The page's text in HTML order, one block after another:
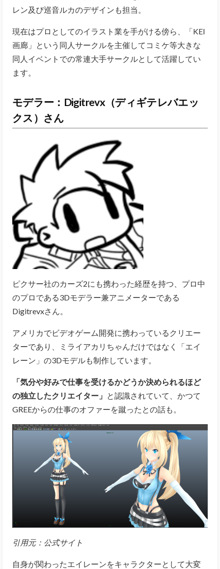
レン及び巡音ルカのデザインも担当。
現在はプロとしてのイラスト業を手がける傍ら、「KEI
画廊」という同人サークルを主催してコミケ等大きな
同人イベントでの常連大手サークルとして活躍してい
ます。
モデラー：Digitrevx（ディギテレバエッ
クス）さん
ピクサー社のカーズ2にも携わった経歴を持つ、プロ中
のプロである3Dモデラー兼アニメーターである
Digitrevxさん。
アメリカでビデオゲーム開発に携わっているクリエー
ターであり、ミライアカリちゃんだけではなく「エイ
レーン」の3Dモデルも制作しています。
「気分や好みで仕事を受けるかどうか決められるほど
の独立したクリエイター」 と認識されていて、かつて
GREEからの仕事のオファーを蹴ったとの話も。
引用元： 公式サイト
自身が関わったエイレーンをキャラクターとして大変